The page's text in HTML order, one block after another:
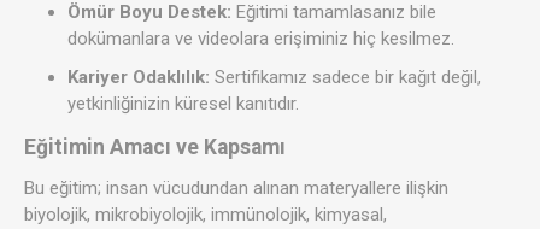
Ömür Boyu Destek: Eğitimi tamamlasanız bile
dokümanlara ve videolara erişiminiz hiç kesilmez.
Kariyer Odaklılık: Sertifikamız sadece bir kağıt değil,
yetkinliğinizin küresel kanıtıdır.
Eğitimin Amacı ve Kapsamı
Bu eğitim; insan vücudundan alınan materyallere ilişkin
biyolojik, mikrobiyolojik, immünolojik, kimyasal,